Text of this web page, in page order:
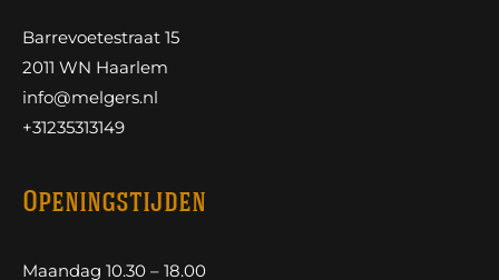
Barrevoetestraat 15
2011 WN Haarlem
info@melgers.nl
+31235313149
Openingstijden
Maandag 10.30 – 18.00